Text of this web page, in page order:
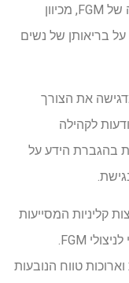
צריכים להיות מרכיב מרכזי במניעת ותגובה של FGM, מכיוון
בריאותן של נשים
את הצורך
לקהילה
בהגברת הידע על
קליניות המסייעות
להבטיח גישה לטיפול רפואי אמפטי ואיכותי לניצולי FGM.
טווח הנובעות